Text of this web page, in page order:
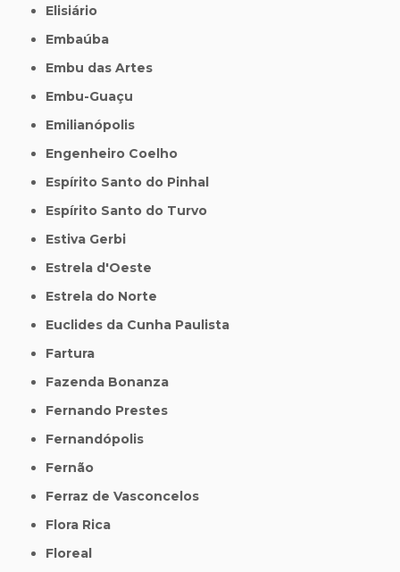
Elisiário
Embaúba
Embu das Artes
Embu-Guaçu
Emilianópolis
Engenheiro Coelho
Espírito Santo do Pinhal
Espírito Santo do Turvo
Estiva Gerbi
Estrela d'Oeste
Estrela do Norte
Euclides da Cunha Paulista
Fartura
Fazenda Bonanza
Fernando Prestes
Fernandópolis
Fernão
Ferraz de Vasconcelos
Flora Rica
Floreal